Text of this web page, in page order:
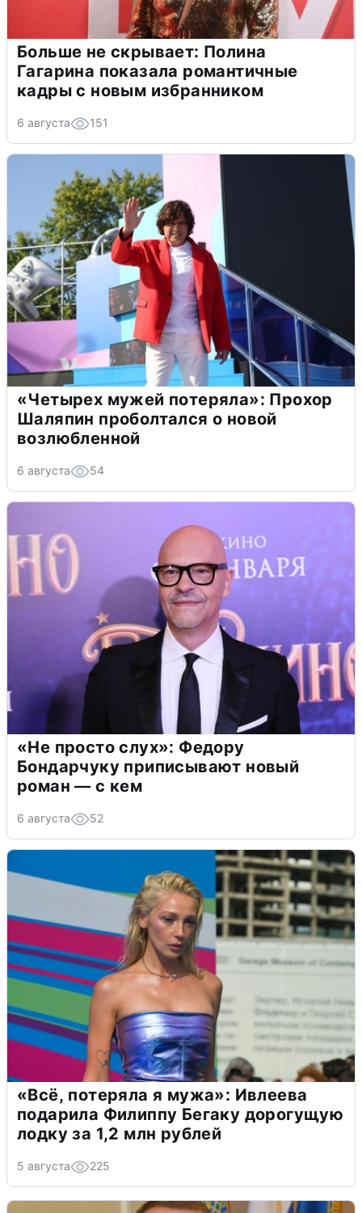
Больше не скрывает: Полина
Гагарина показала романтичные
кадры с новым избранником
6 августа 151
«Четырех мужей потеряла»: Прохор
Шаляпин проболтался о новой
возлюбленной
6 августа 54
«Не просто слух»: Федору
Бондарчуку приписывают новый
роман — с кем
6 августа 52
«Всё, потеряла я мужа»: Ивлеева
подарила Филиппу Бегаку дорогущую
лодку за 1,2 млн рублей
5 августа 225